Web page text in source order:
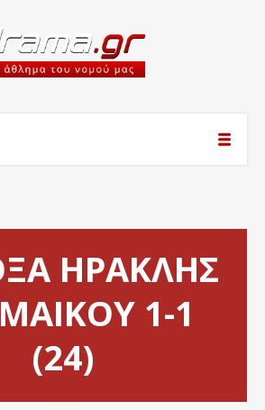
ΗΡΑΚΛΗΣ
1-1
(24)